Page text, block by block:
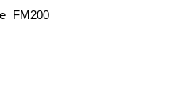
FM200